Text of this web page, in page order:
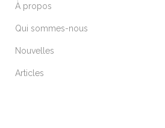
À propos
Qui sommes-nous
Nouvelles
Articles